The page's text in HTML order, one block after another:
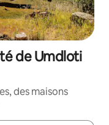
de Umdloti
des maisons